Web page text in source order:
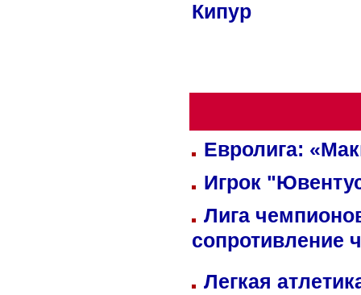
Кипур
Евролига:
Игрок
Лига
сопротивление
Легкая